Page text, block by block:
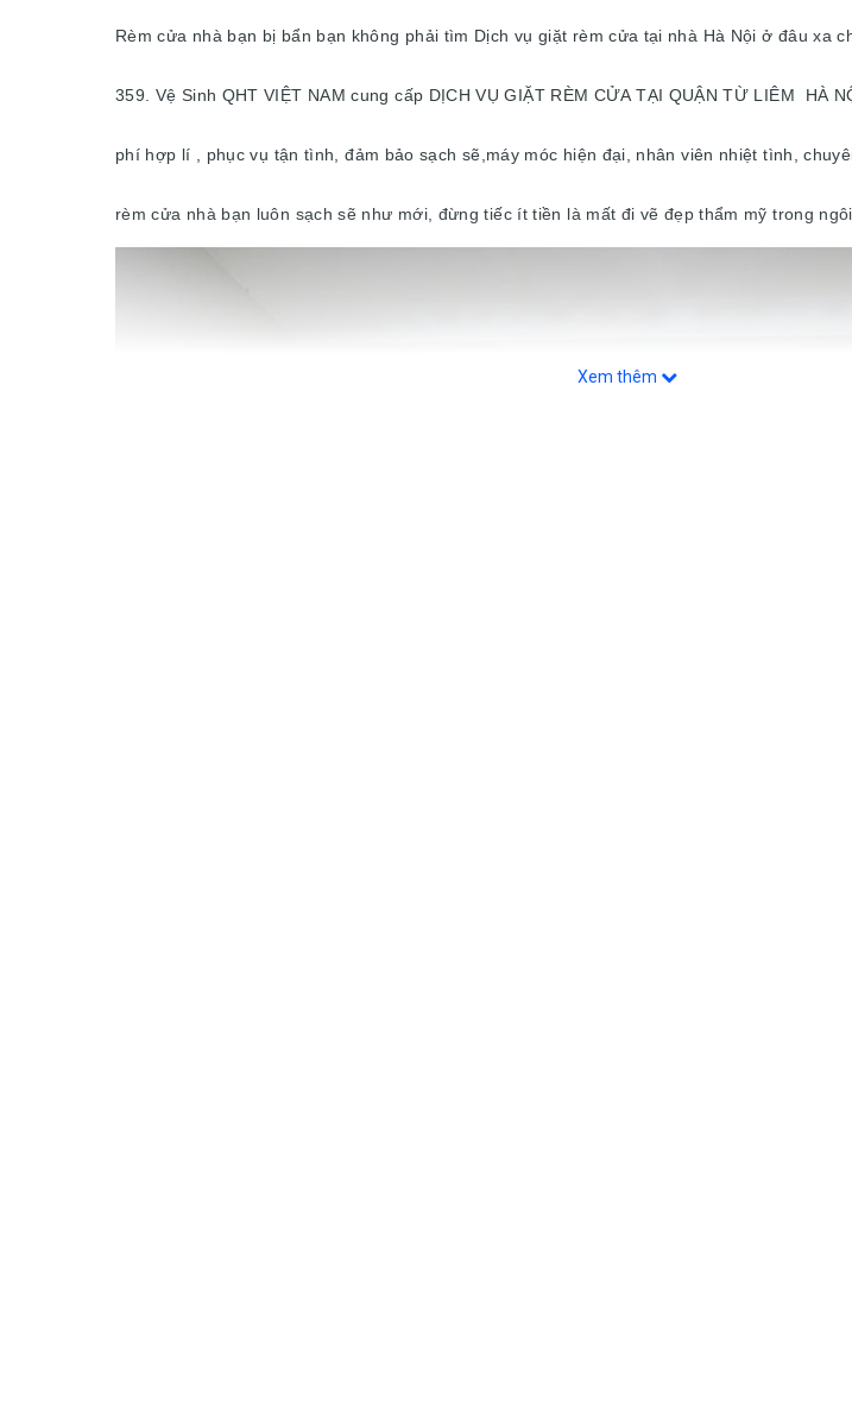
Rèm cửa nhà bạn bị bẩn bạn không phải tìm Dịch vụ giặt rèm cửa tại nhà Hà Nội ở đâu xa
359. Vệ Sinh QHT VIỆT NAM cung cấp DỊCH VỤ GIẶT RÈM CỬA TẠI QUẬN TỪ LIÊM HÀ
phí hợp lí , phục vụ tận tình, đảm bảo sạch sẽ,máy móc hiện đại, nhân viên nhiệt tình,
rèm cửa nhà bạn luôn sạch sẽ như mới, đừng tiếc ít tiền là mất đi vẽ đẹp thẩm mỹ trong
Xem thêm